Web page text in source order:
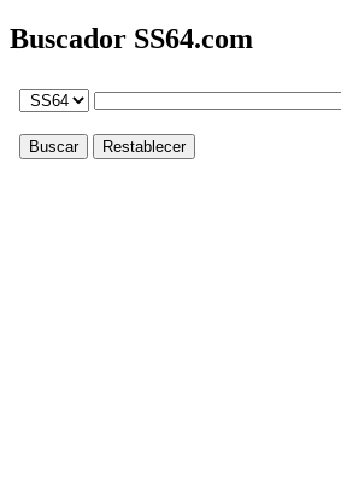
Buscador SS64.com